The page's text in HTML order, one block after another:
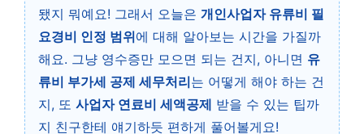
됐지 뭐예요! 그래서 오늘은 개인사업자 유류비 필
요경비 인정 범위에 대해 알아보는 시간을 가질까
해요. 그냥 영수증만 모으면 되는 건지, 아니면 유
류비 부가세 공제 세무처리는 어떻게 해야 하는 건
지, 또 사업자 연료비 세액공제 받을 수 있는 팁까
지 친구한테 얘기하듯 편하게 풀어볼게요!